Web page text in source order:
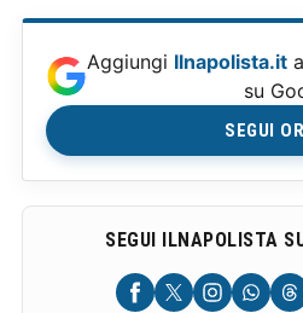
Aggiungi Ilnapolista.it
su
SEGUI
SEGUI ILNAPOLISTA